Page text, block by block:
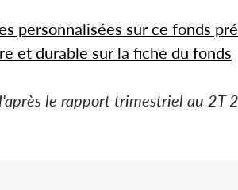
personnalisées sur ce fonds
et durable sur la fiche du fonds
le rapport trimestriel au